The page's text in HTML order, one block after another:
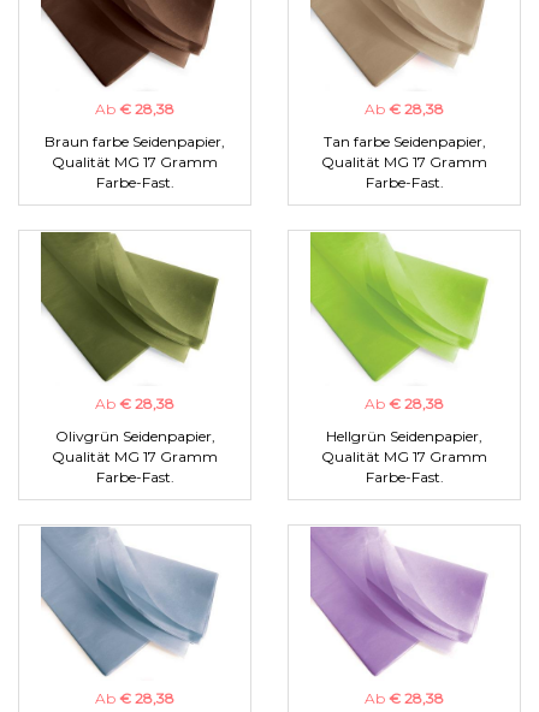
Ab € 28,38
Braun farbe Seidenpapier,
Qualität MG 17 Gramm
Farbe-Fast.
Ab € 28,38
Tan farbe Seidenpapier,
Qualität MG 17 Gramm
Farbe-Fast.
Ab € 28,38
Olivgrün Seidenpapier,
Qualität MG 17 Gramm
Farbe-Fast.
Ab € 28,38
Hellgrün Seidenpapier,
Qualität MG 17 Gramm
Farbe-Fast.
Ab € 28,38
Ab € 28,38